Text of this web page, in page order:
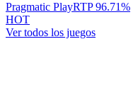
Pragmatic PlayRTP96.71%
HOT
Ver todos los juegos